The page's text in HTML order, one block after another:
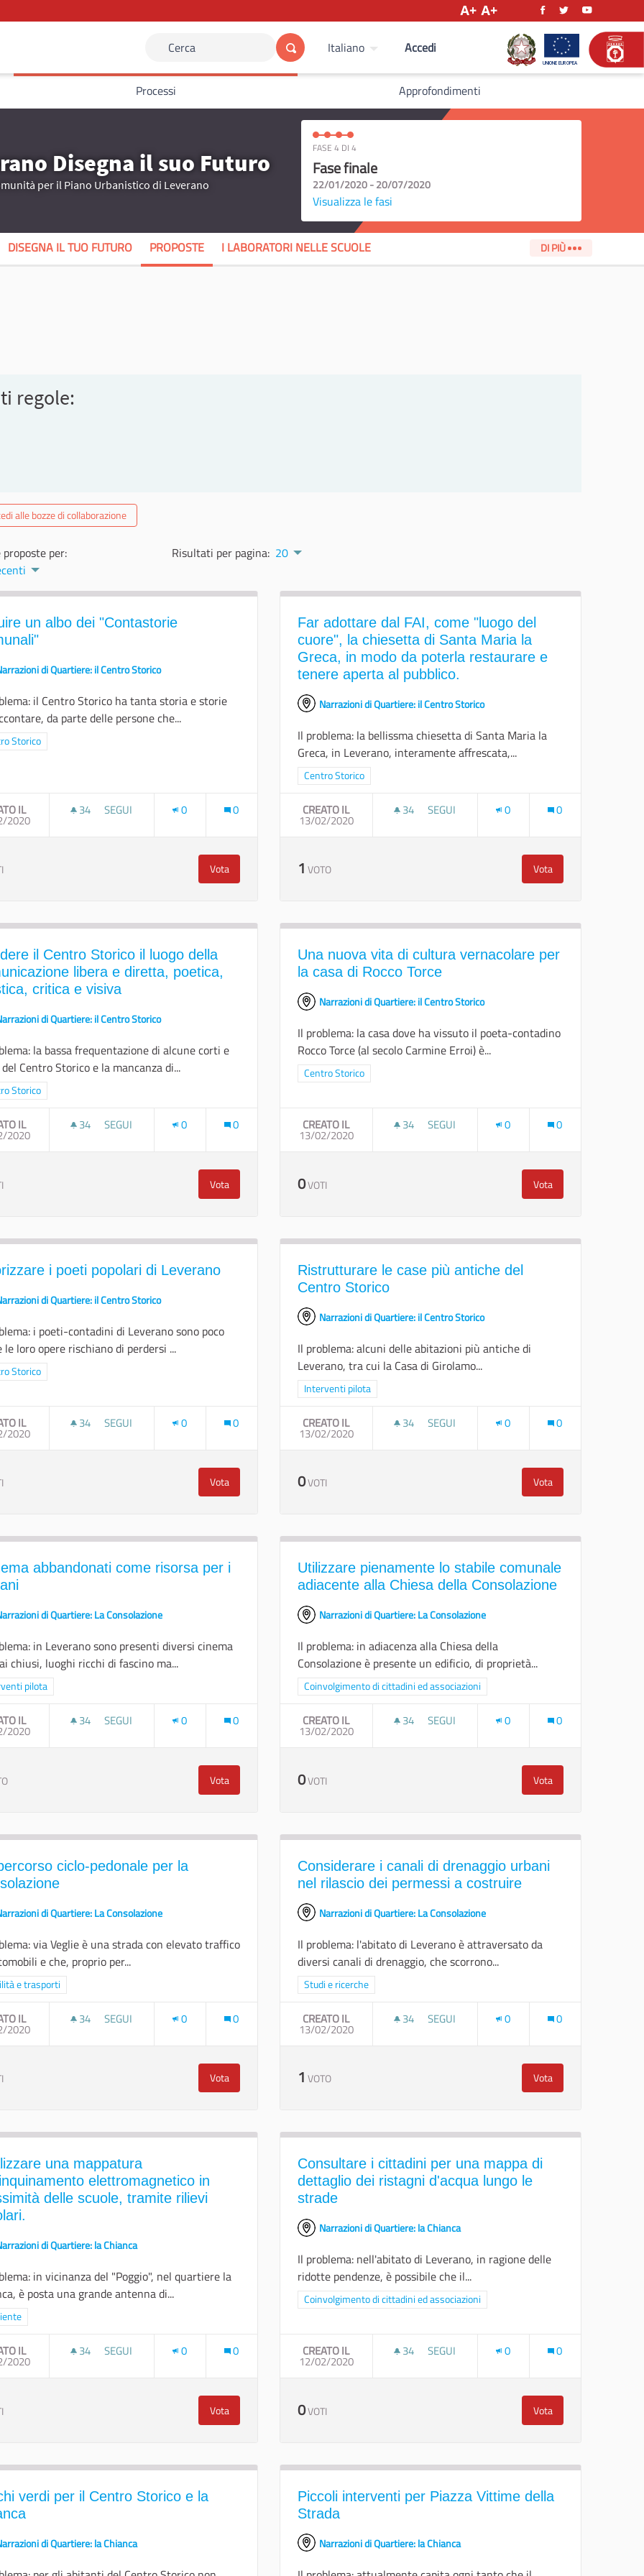
Cerca Italiano Accedi
Processi Approfondimenti
Disegna il suo Futuro
per il Piano Urbanistico di Leverano
FASE 4 DI 4
Fase finale
22/01/2020 - 20/07/2020
Visualizza le fasi
DISEGNA IL TUO FUTURO PROPOSTE I LABORATORI NELLE SCUOLE DI PIÙ
regole:
alle bozze di collaborazione
per:
Risultati per pagina: 20
un albo dei "Contastorie
di Quartiere: il Centro Storico
il Centro Storico ha tanta storia e storie
da parte delle persone che...
i risultati per categoria: Centro Storico
Storico
IL
2020
34 34 SOSTENITORI
SEGUI
ISTITUIRE UN ALBO DEI "CONTASTORIE COMUNALI"
0 0
Vota
Istituire un albo dei "Contastorie Comunali"
Far adottare dal FAI, come "luogo del
cuore", la chiesetta di Santa Maria la
Greca, in modo da poterla restaurare e
tenere aperta al pubblico.
Narrazioni di Quartiere: il Centro Storico
Il problema: la bellissma chiesetta di Santa Maria la
Greca, in Leverano, interamente affrescata,...
Filtra i risultati per categoria: Centro Storico
Centro Storico
CREATO IL
13/02/2020
34 34 SOSTENITORI
SEGUI 0 0
1 VOTO Vota
Far adottare dal FAI,
il Centro Storico il luogo della
libera e diretta, poetica,
critica e visiva
di Quartiere: il Centro Storico
la bassa frequentazione di alcune corti e
Centro Storico e la mancanza di...
i risultati per categoria: Centro Storico
Storico
IL
2020
34 34 SOSTENITORI
SEGUI
RENDERE IL CENTRO STORICO IL LUOGO DELLA COMUNICAZIONE LIBERA E DIRETTA, POETICA, ARTISTICA, CRITICA E
0 0
Vota
Rendere il Centro Storico il luogo della comunicazione libera e diretta, poetica, artistica, critica e visiva
Una nuova vita di cultura vernacolare per
la casa di Rocco Torce
Narrazioni di Quartiere: il Centro Storico
Il problema: la casa dove ha vissuto il poeta-contadino
Rocco Torce (al secolo Carmine Erroi) è...
Filtra i risultati per categoria: Centro Storico
Centro Storico
CREATO IL
13/02/2020
34 34 SOSTENITORI
SEGUI 0 0
0VOTI Vota
Una nuova vita di
i poeti popolari di Leverano
di Quartiere: il Centro Storico
i poeti-contadini di Leverano sono poco
le loro opere rischiano di perdersi ...
i risultati per categoria: Centro Storico
Storico
IL
2020
34 34 SOSTENITORI
SEGUI
VALORIZZARE I POETI POPOLARI DI LEVERANO
0 0
Vota
Valorizzare i poeti popolari di Leverano
Ristrutturare le case più antiche del
Centro Storico
Narrazioni di Quartiere: il Centro Storico
Il problema: alcuni delle abitazioni più antiche di
Leverano, tra cui la Casa di Girolamo...
Filtra i risultati per categoria: Interventi pilota
Interventi pilota
CREATO IL
13/02/2020
34 34 SOSTENITORI
SEGUI 0 0
0VOTI Vota
Ristrutturare le case
abbandonati come risorsa per i
di Quartiere: La Consolazione
in Leverano sono presenti diversi cinema
chiusi, luoghi ricchi di fascino ma...
i risultati per categoria: Interventi pilota
pilota
IL
2020
34 34 SOSTENITORI
SEGUI
I CINEMA ABBANDONATI COME RISORSA PER I GIOVANI
0 0
Vota
I cinema abbandonati come risorsa per i giovani
Utilizzare pienamente lo stabile comunale
adiacente alla Chiesa della Consolazione
Narrazioni di Quartiere: La Consolazione
Il problema: in adiacenza alla Chiesa della
Consolazione è presente un edificio, di proprietà...
Filtra i risultati per categoria: Coinvolgimento di cittadini ed associazioni
Coinvolgimento di cittadini ed associazioni
CREATO IL
13/02/2020
34 34 SOSTENITORI
SEGUI 0 0
0VOTI Vota
Utilizzare pienamente
ciclo-pedonale per la
di Quartiere: La Consolazione
via Veglie è una strada con elevato traffico
e che, proprio per...
i risultati per categoria: Mobilità e trasporti
e trasporti
IL
2020
34 34 SOSTENITORI
SEGUI
UN PERCORSO CICLO-PEDONALE PER LA CONSOLAZIONE
0 0
Vota
Un percorso ciclo-pedonale per la Consolazione
Considerare i canali di drenaggio urbani
nel rilascio dei permessi a costruire
Narrazioni di Quartiere: La Consolazione
Il problema: l'abitato di Leverano è attraversato da
diversi canali di drenaggio, che scorrono...
Filtra i risultati per categoria: Studi e ricerche
Studi e ricerche
CREATO IL
13/02/2020
34 34 SOSTENITORI
SEGUI 0 0
1 VOTO Vota
Considerare i canali
una mappatura
elettromagnetico in
delle scuole, tramite rilievi
di Quartiere: la Chianca
in vicinanza del "Poggio", nel quartiere la
è posta una grande antenna di...
i risultati per categoria: Ambiente
IL
2020
34 34 SOSTENITORI
SEGUI
REALIZZARE UNA MAPPATURA DELL'INQUINAMENTO ELETTROMAGNETICO IN PROSSIMITÀ DELLE SCUOLE, TRAMITE
0 0
Vota
Realizzare una mappatura dell'inquinamento elettromagnetico in prossimità delle scuole, tramite
Consultare i cittadini per una mappa di
dettaglio dei ristagni d'acqua lungo le
strade
Narrazioni di Quartiere: la Chianca
Il problema: nell'abitato di Leverano, in ragione delle
ridotte pendenze, è possibile che il...
Filtra i risultati per categoria: Coinvolgimento di cittadini ed associazioni
Coinvolgimento di cittadini ed associazioni
CREATO IL
12/02/2020
34 34 SOSTENITORI
SEGUI 0 0
0VOTI Vota
Consultare i cittadini
verdi per il Centro Storico e la
di Quartiere: la Chianca
Piccoli interventi per Piazza Vittime della
Strada
Narrazioni di Quartiere: la Chianca